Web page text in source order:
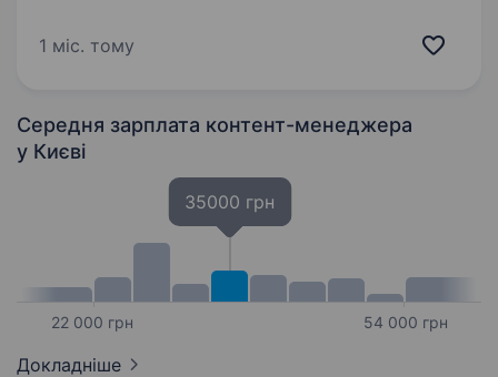
маркетплейсах. Ми активно ростемо і
1 міс. тому
Середня зарплата контент-менеджера
у Києві
22 000 грн
35000 грн
54 000 грн
Докладніше